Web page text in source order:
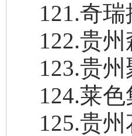
121.奇瑞
122.贵州
123.贵州
124.莱色
125.贵州